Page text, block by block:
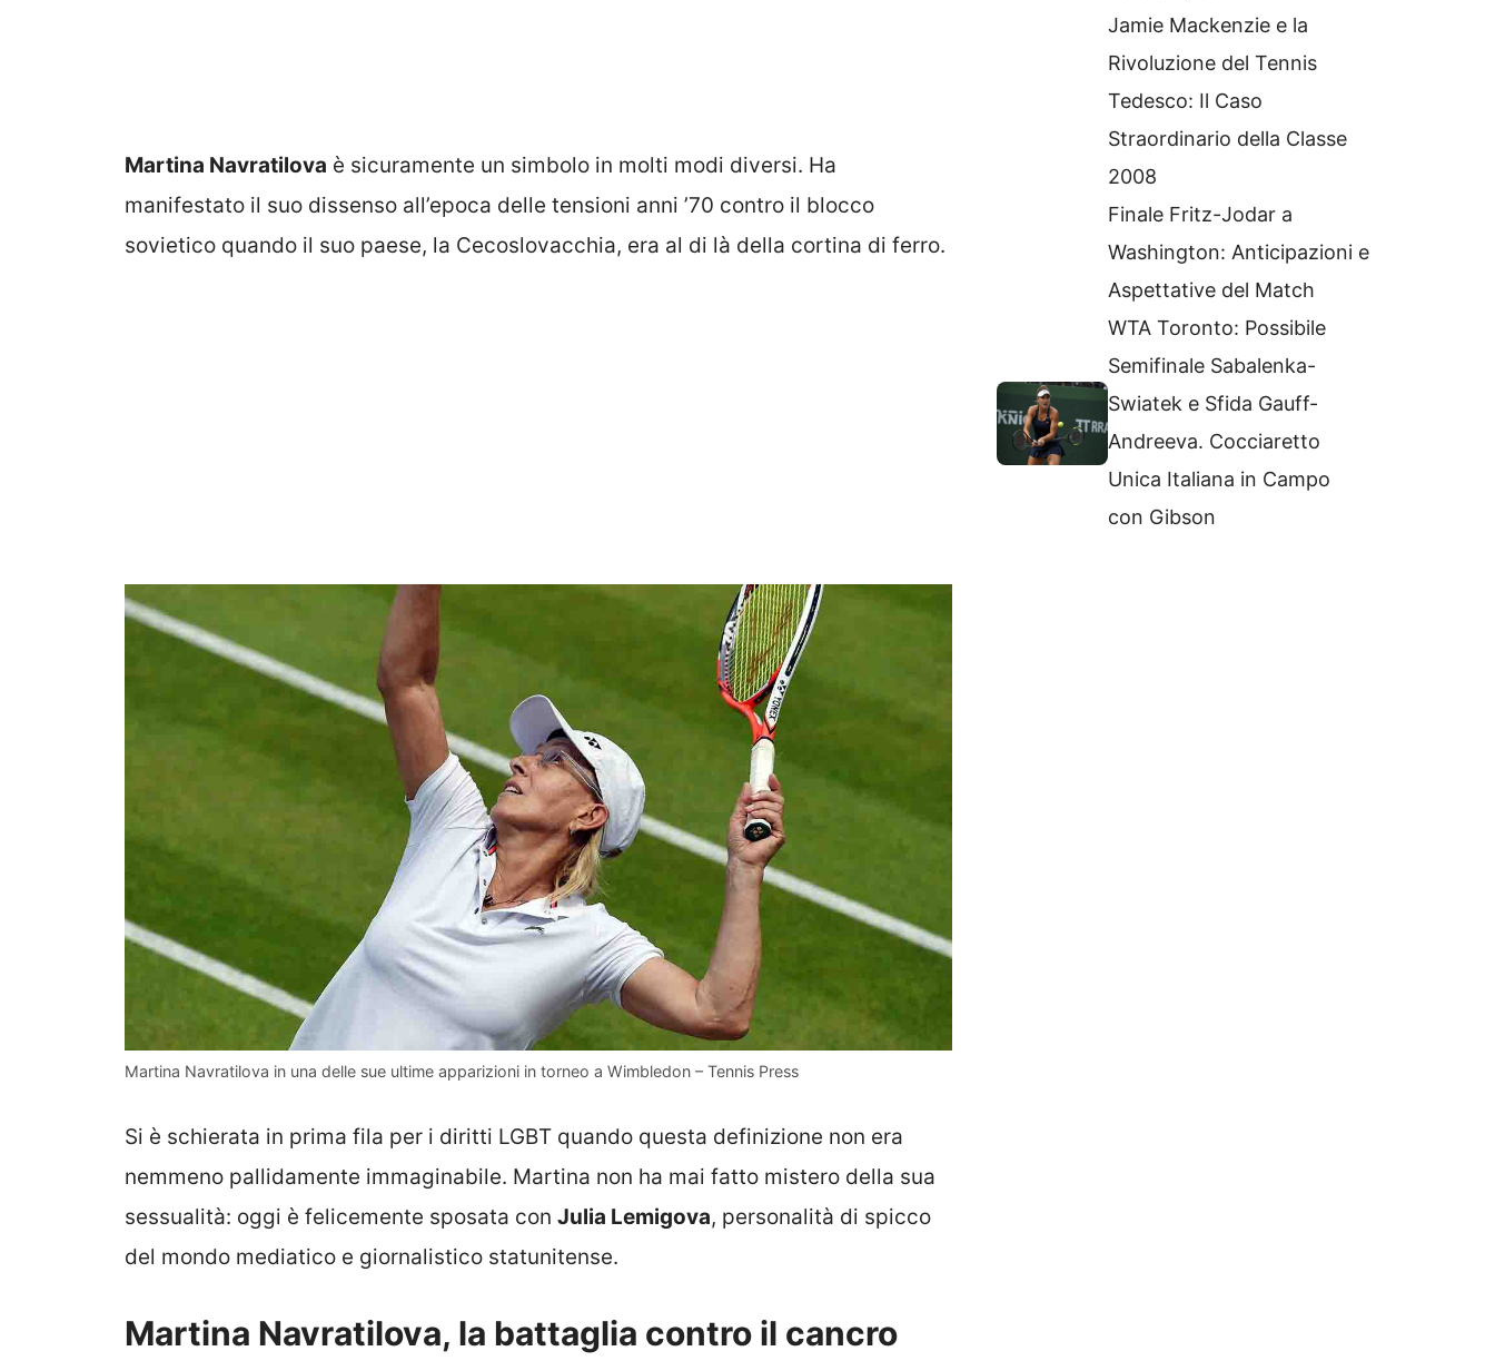
Martina Navratilova è sicuramente un simbolo in molti modi diversi. Ha
manifestato il suo dissenso all’epoca delle tensioni anni ’70 contro il blocco
sovietico quando il suo paese, la Cecoslovacchia, era al di là della cortina di ferro.
Martina Navratilova in una delle sue ultime apparizioni in torneo a Wimbledon – Tennis Press
Si è schierata in prima fila per i diritti LGBT quando questa definizione non era
nemmeno pallidamente immaginabile. Martina non ha mai fatto mistero della sua
sessualità: oggi è felicemente sposata con Julia Lemigova, personalità di spicco
del mondo mediatico e giornalistico statunitense.
Martina Navratilova, la battaglia contro il cancro
Jamie Mackenzie e la
Rivoluzione del Tennis
Tedesco: Il Caso
Straordinario della Classe
2008
Finale Fritz-Jodar a
Washington: Anticipazioni e
Aspettative del Match
WTA Toronto: Possibile
Semifinale Sabalenka-
Swiatek e Sfida Gauff-
Andreeva. Cocciaretto
Unica Italiana in Campo
con Gibson